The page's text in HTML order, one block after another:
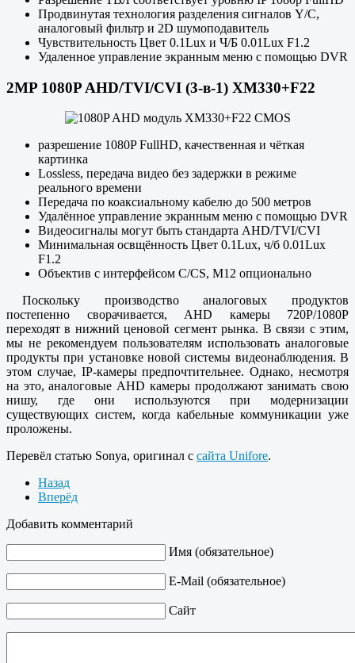
Продвинутая технология разделения сигналов Y/C,
аналоговый фильтр и 2D шумоподавитель
Чувствительность Цвет 0.1Lux и Ч/Б 0.01Lux F1.2
Удаленное управление экранным меню с помощью DVR
2MP 1080P AHD/TVI/CVI (3-в-1) XM330+F22
разрешение 1080P FullHD, качественная и чёткая
картинка
Lossless, передача видео без задержки в режиме
реального времени
Передача по коаксиальному кабелю до 500 метров
Удалённое управление экранным меню с помощью DVR
Видеосигналы могут быть стандарта AHD/TVI/CVI
Минимальная освщённость Цвет 0.1Lux, ч/б 0.01Lux
F1.2
Объектив с интерфейсом C/CS, М12 опционально
Поскольку производство аналоговых продуктов
постепенно сворачивается, AHD камеры 720P/1080P
переходят в нижний ценовой сегмент рынка. В связи с этим,
мы не рекомендуем пользователям использовать аналоговые
продукты при установке новой системы видеонаблюдения. В
этом случае, IP-камеры предпочтительнее. Однако, несмотря
на это, аналоговые AHD камеры продолжают занимать свою
нишу, где они используются при модернизации
существующих систем, когда кабельные коммуникации уже
проложены.
Перевёл статью Sonya, оригинал с сайта Unifore.
Назад
Вперёд
Добавить комментарий
Имя (обязательное)
E-Mail (обязательное)
Сайт